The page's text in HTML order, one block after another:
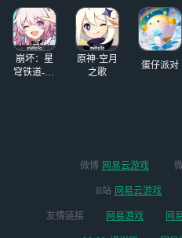
崩坏：星
穹铁道-4.4
原神·空月
之歌
蛋仔派对
微博 网易云游戏
B站 网易云游戏
友情链接 网易游戏 网